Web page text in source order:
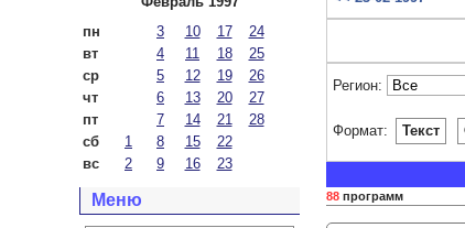
пн
3 10 17
24
вт
4 11 18
25
ср
5 12 19
26
чт
6 13 20
27
пт
7 14 21
28
сб
1 8 15
22
вс
2 9 16 23
Меню
Регион:
Формат: Текст
88 программ